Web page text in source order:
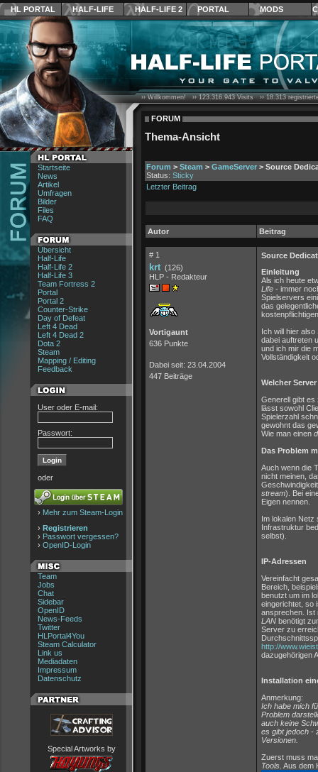
HL PORTAL HALF-LIFE HALF-LIFE 2 PORTAL MODS
Startseite
News
Artikel
Umfragen
Bilder
Files
FAQ
Übersicht
Half-Life
Half-Life 2
Half-Life 3
Team Fortress 2
Portal
Portal 2
Counter-Strike
Day of Defeat
Left 4 Dead
Left 4 Dead 2
Dota 2
Steam
Mapping / Editing
Feedback
User oder E-mail:
Passwort:
oder
› Mehr zum Steam-Login
› Registrieren
› Passwort vergessen?
› OpenID-Login
Team
Jobs
Chat
Sidebar
OpenID
News-Feeds
Twitter
HLPortal4You
Steam Calculator
Link us
Mediadaten
Impressum
Datenschutz
Special Artworks by
›› Willkommen! ››123.316.943Visits ››18.313
FORUM
Thema-Ansicht
Forum > Steam > GameServer > Source
Status: Sticky
Letzter Beitrag
Autor Beitrag
# 1
krt (126)
HLP - Redakteur
Vortigaunt
636 Punkte
Dabei seit: 23.04.2004
447 Beiträge
Source
Einleitung
Als ich heute
Life - immer
Spielservers
das
Ich will hier
dabei auftreten
und ich mir die
Vollständigkeit
Welcher
Generell gibt
lässt sowohl
Spielerzahl
gewohnt das
Wie man einen
Das Problem
Auch wenn die
nicht meinen,
stream). Bei
Eigen nennen.
Im lokalen Netz
Infrastruktur
selbst).
IP-Adressen
Vereinfacht
Bereich,
benutzt um im
eingerichtet, so
ansprechen. Ist
LAN benötigt
Server zu
http://
dazugehörigen
Installation
Anmerkung:
Ich habe mich
Problem
auch keine
es gibt jedoch -
Versionen.
Zuerst muss
Tools . Aus